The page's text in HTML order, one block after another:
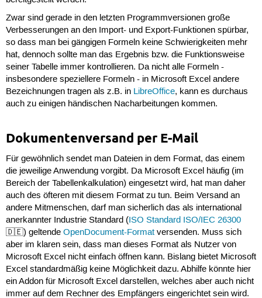
Zwar sind gerade in den letzten Programmversionen große
Verbesserungen an den Import- und Export-Funktionen spürbar,
so dass man bei gängigen Formeln keine Schwierigkeiten mehr
hat, dennoch sollte man das Ergebnis bzw. die Funktionsweise
seiner Tabelle immer kontrollieren. Da nicht alle Formeln -
insbesondere speziellere Formeln - in Microsoft Excel andere
Bezeichnungen tragen als z.B. in LibreOffice, kann es durchaus
auch zu einigen händischen Nacharbeitungen kommen.
Dokumentenversand per E-Mail
Für gewöhnlich sendet man Dateien in dem Format, das einem
die jeweilige Anwendung vorgibt. Da Microsoft Excel häufig (im
Bereich der Tabellenkalkulation) eingesetzt wird, hat man daher
auch des öfteren mit diesem Format zu tun. Beim Versand an
andere Mitmenschen, darf man sicherlich das als international
anerkannter Industrie Standard (ISO Standard ISO/IEC 26300
🇩🇪) geltende OpenDocument-Formatversenden. Muss sich
aber im klaren sein, dass man dieses Format als Nutzer von
Microsoft Excel nicht einfach öffnen kann. Bislang bietet Microsoft
Excel standardmäßig keine Möglichkeit dazu. Abhilfe könnte hier
ein Addon für Microsoft Excel darstellen, welches aber auch nicht
immer auf dem Rechner des Empfängers eingerichtet sein wird.